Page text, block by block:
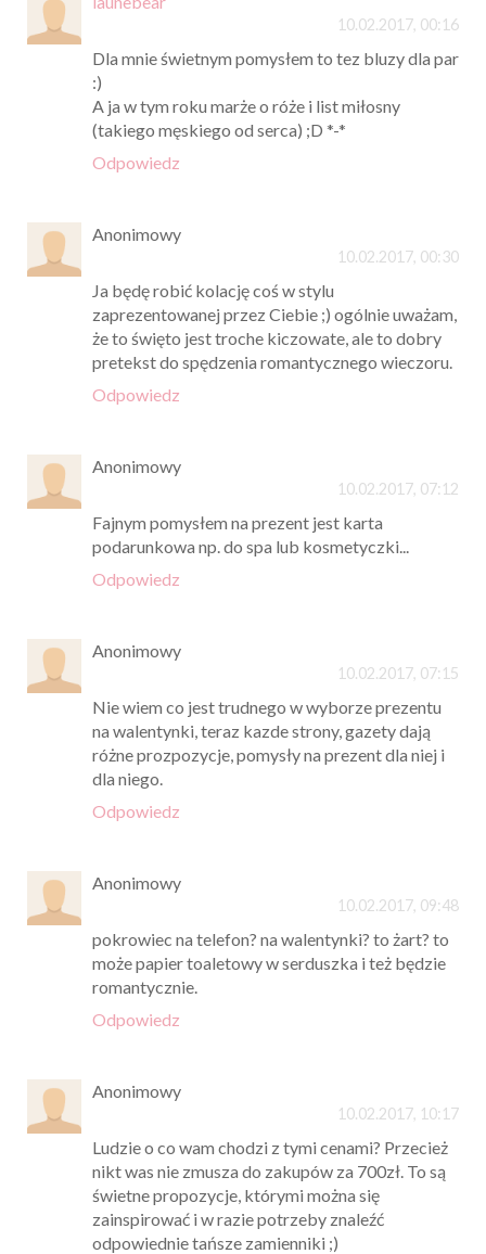
10.02.2017, 00:16
Dla mnie świetnym pomysłem to tez bluzy dla par
:)
A ja w tym roku marże o róże i list miłosny
(takiego męskiego od serca) ;D *-*
Odpowiedz
Anonimowy
10.02.2017, 00:30
Ja będę robić kolację coś w stylu
zaprezentowanej przez Ciebie ;) ogólnie uważam,
że to święto jest troche kiczowate, ale to dobry
pretekst do spędzenia romantycznego wieczoru.
Odpowiedz
Anonimowy
10.02.2017, 07:12
Fajnym pomysłem na prezent jest karta
podarunkowa np. do spa lub kosmetyczki...
Odpowiedz
Anonimowy
10.02.2017, 07:15
Nie wiem co jest trudnego w wyborze prezentu
na walentynki, teraz kazde strony, gazety dają
różne prozpozycje, pomysły na prezent dla niej i
dla niego.
Odpowiedz
Anonimowy
10.02.2017, 09:48
pokrowiec na telefon? na walentynki? to żart? to
może papier toaletowy w serduszka i też będzie
romantycznie.
Odpowiedz
Anonimowy
10.02.2017, 10:17
Ludzie o co wam chodzi z tymi cenami? Przecież
nikt was nie zmusza do zakupów za 700zł. To są
świetne propozycje, którymi można się
zainspirować i w razie potrzeby znaleźć
odpowiednie tańsze zamienniki ;)